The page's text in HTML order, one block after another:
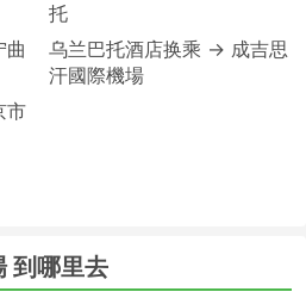
曲
市
托
乌兰巴托酒店换乘 → 成吉思
汗國際機場
到哪里去